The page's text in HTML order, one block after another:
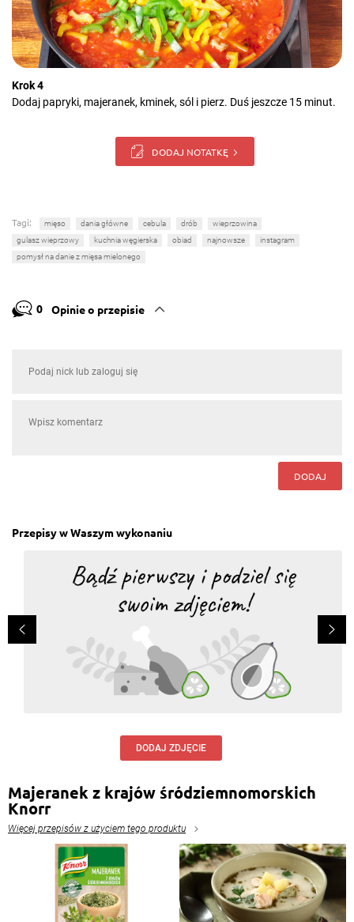
Krok 4
Dodaj papryki, majeranek, kminek, sól i pierz. Duś jeszcze 15 minut.
DODAJ NOTATKĘ
Tagi: mięso dania główne cebula drób
wieprzowina
gulasz wieprzowy
kuchnia węgierska obiad najnowsze
instagram
pomysł na danie z mięsa mielonego
0 Opinie o przepisie
DODAJ
Przepisy w Waszym wykonaniu
DODAJ ZDJĘCIE
Majeranek z krajów śródziemnomorskich
Knorr
Więcej przepisów z użyciem tego produktu